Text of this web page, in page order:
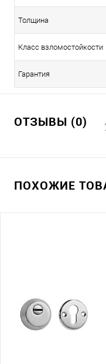
Толщина
Класс взломостойкости
Гарантия
ОТЗЫВЫ (0)
ПОХОЖИЕ